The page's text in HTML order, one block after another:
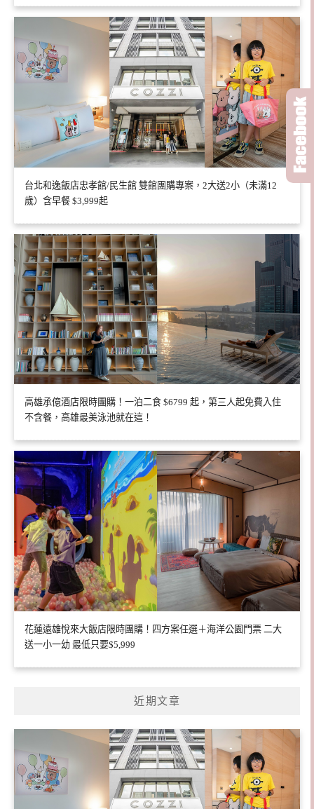
台北和逸飯店忠孝館/民生館 雙館團購專案，2大送2小（未滿12
歲）含早餐 $3,999起
高雄承億酒店限時團購！一泊二食 $6799 起，第三人起免費入住
不含餐，高雄最美泳池就在這！
花蓮遠雄悅來大飯店限時團購！四方案任選＋海洋公園門票 二大
送一小一幼 最低只要$5,999
近期文章